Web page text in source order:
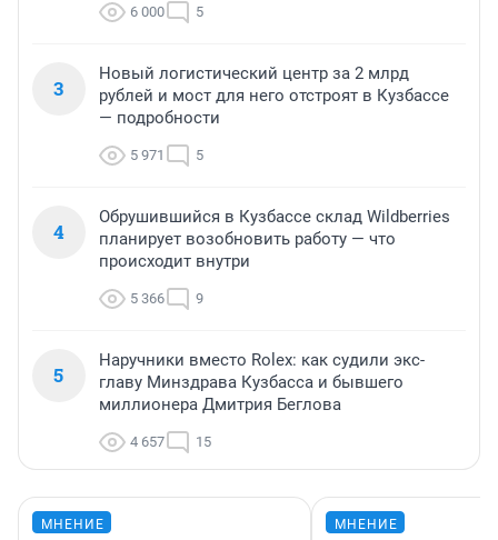
6 000 5
3
Новый логистический центр за 2 млрд
рублей и мост для него отстроят в Кузбассе
— подробности
5 971 5
4
Обрушившийся в Кузбассе склад Wildberries
планирует возобновить работу — что
происходит внутри
5 366 9
5
Наручники вместо Rolex: как судили экс-
главу Минздрава Кузбасса и бывшего
миллионера Дмитрия Беглова
4 657 15
МНЕНИЕ МНЕНИЕ